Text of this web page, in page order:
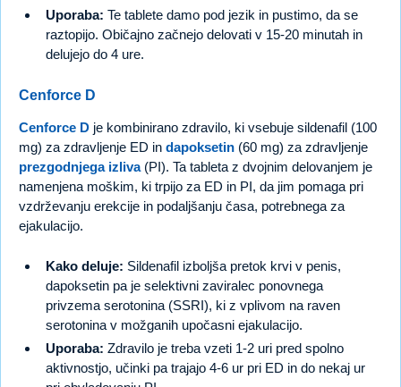
Uporaba: Te tablete damo pod jezik in pustimo, da se
raztopijo. Običajno začnejo delovati v 15-20 minutah in
delujejo do 4 ure.
Cenforce D
Cenforce D je kombinirano zdravilo, ki vsebuje sildenafil (100
mg) za zdravljenje ED in dapoksetin (60 mg) za zdravljenje
prezgodnjega izliva(PI). Ta tableta z dvojnim delovanjem je
namenjena moškim, ki trpijo za ED in PI, da jim pomaga pri
vzdrževanju erekcije in podaljšanju časa, potrebnega za
ejakulacijo.
Kako deluje: Sildenafil izboljša pretok krvi v penis,
dapoksetin pa je selektivni zaviralec ponovnega
privzema serotonina (SSRI), ki z vplivom na raven
serotonina v možganih upočasni ejakulacijo.
Uporaba: Zdravilo je treba vzeti 1-2 uri pred spolno
aktivnostjo, učinki pa trajajo 4-6 ur pri ED in do nekaj ur